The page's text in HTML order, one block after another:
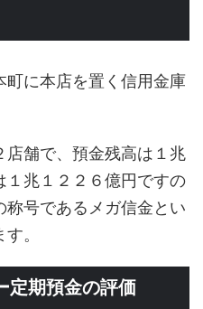
町に本店を置く信用金庫
店舗で、預金残高は１兆
１兆１２２６億円ですの
号であるメガ信金とい
。
定期預金の評価